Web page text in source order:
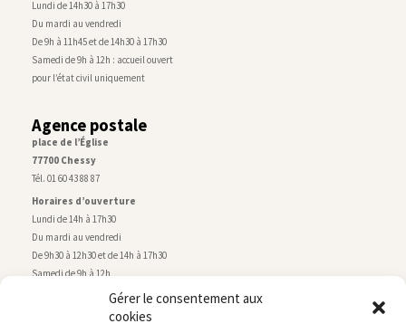
Gérer le consentement aux
cookies
Lundi de 14h30 à 17h30
Du mardi au vendredi
De 9h à 11h45 et de 14h30 à 17h30
Samedi de 9h à 12h : accueil ouvert
pour l’état civil uniquement
Agence postale
place de l’Église
77700 Chessy
Tél. 01 60 43 88 87
Horaires d’ouverture
Lundi de 14h à 17h30
Du mardi au vendredi
De 9h30 à 12h30 et de 14h à 17h30
Samedi de 9h à 12h
Service technique